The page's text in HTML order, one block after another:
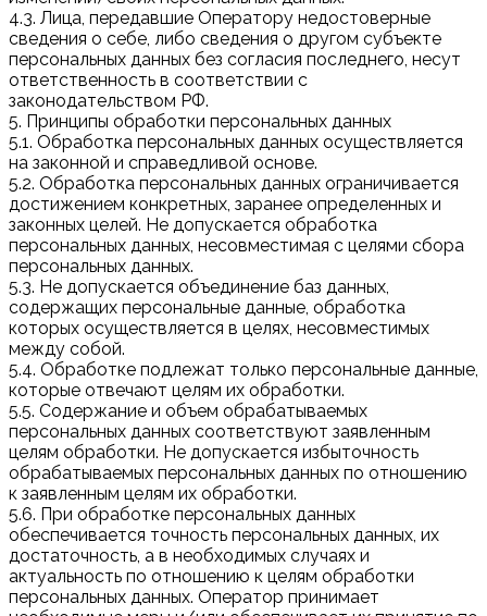
4.3. Лица, передавшие Оператору недостоверные
сведения о себе, либо сведения о другом субъекте
персональных данных без согласия последнего, несут
ответственность в соответствии с
законодательством РФ.
5. Принципы обработки персональных данных
5.1. Обработка персональных данных осуществляется
на законной и справедливой основе.
5.2. Обработка персональных данных ограничивается
достижением конкретных, заранее определенных и
законных целей. Не допускается обработка
персональных данных, несовместимая с целями сбора
персональных данных.
5.3. Не допускается объединение баз данных,
содержащих персональные данные, обработка
которых осуществляется в целях, несовместимых
между собой.
5.4. Обработке подлежат только персональные данные,
которые отвечают целям их обработки.
5.5. Содержание и объем обрабатываемых
персональных данных соответствуют заявленным
целям обработки. Не допускается избыточность
обрабатываемых персональных данных по отношению
к заявленным целям их обработки.
5.6. При обработке персональных данных
обеспечивается точность персональных данных, их
достаточность, а в необходимых случаях и
актуальность по отношению к целям обработки
персональных данных. Оператор принимает